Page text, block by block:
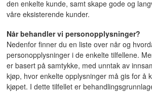
den enkelte kunde, samt skape gode og
våre eksisterende kunder.
Når behandler vi personopplysninger?
Nedenfor finner du en liste over når og
personopplysninger i de enkelte tilfellene.
er basert på samtykke, med unntak av
kjøp, hvor enkelte opplysninger må gis for å
kjøpet. I dette tilfellet er